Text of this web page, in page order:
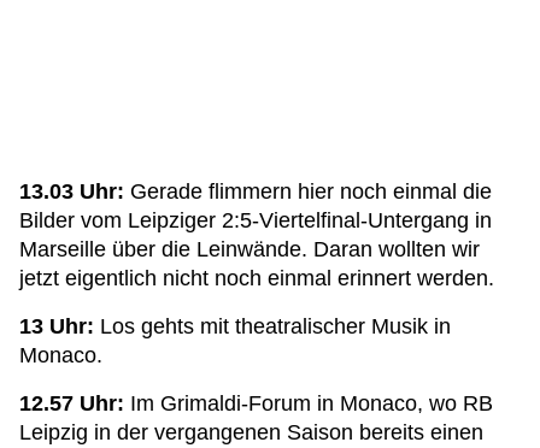
13.03 Uhr: Gerade flimmern hier noch einmal die
Bilder vom Leipziger 2:5-Viertelfinal-Untergang in
Marseille über die Leinwände. Daran wollten wir
jetzt eigentlich nicht noch einmal erinnert werden.
13 Uhr: Los gehts mit theatralischer Musik in
Monaco.
12.57 Uhr: Im Grimaldi-Forum in Monaco, wo RB
Leipzig in der vergangenen Saison bereits einen